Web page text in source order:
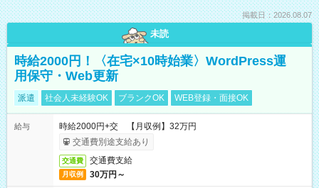
掲載日：2026.08.07
未読
時給2000円！〈在宅×10時始業〉WordPress運
用保守・Web更新
派遣 社会人未経験OK ブランクOK WEB登録・面接OK
給与
時給2000円+交 【月収例】32万円
交通費別途支給あり
交通費 交通費支給
月収例 30万円～